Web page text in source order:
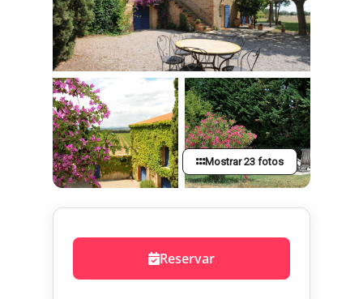
Mostrar 23 fotos
Reservar